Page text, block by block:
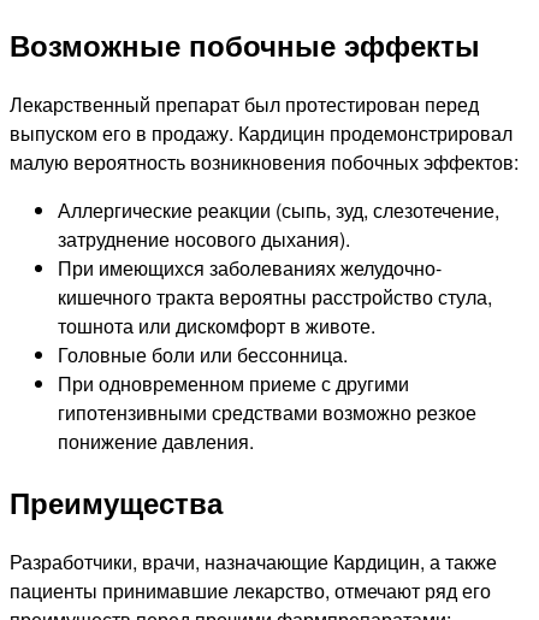
Возможные побочные эффекты
Лекарственный препарат был протестирован перед
выпуском его в продажу. Кардицин продемонстрировал
малую вероятность возникновения побочных эффектов:
Аллергические реакции (сыпь, зуд, слезотечение,
затруднение носового дыхания).
При имеющихся заболеваниях желудочно-
кишечного тракта вероятны расстройство стула,
тошнота или дискомфорт в животе.
Головные боли или бессонница.
При одновременном приеме с другими
гипотензивными средствами возможно резкое
понижение давления.
Преимущества
Разработчики, врачи, назначающие Кардицин, а также
пациенты принимавшие лекарство, отмечают ряд его